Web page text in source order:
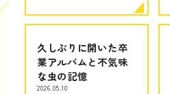
久しぶりに開いた卒
業アルバムと不気味
な虫の記憶
2026.05.10